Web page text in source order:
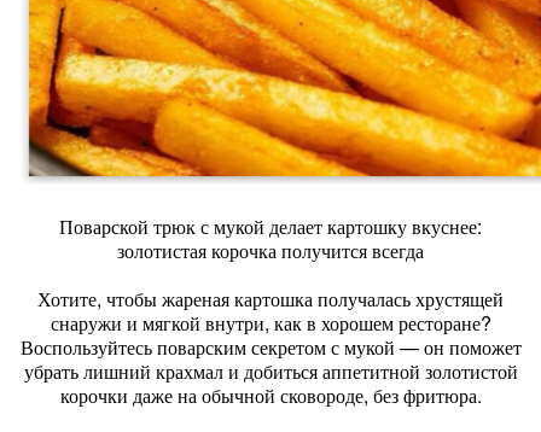
Поварской трюк с мукой делает картошку вкуснее:
золотистая корочка получится всегда
Хотите, чтобы жареная картошка получалась хрустящей
снаружи и мягкой внутри, как в хорошем ресторане?
Воспользуйтесь поварским секретом с мукой — он поможет
убрать лишний крахмал и добиться аппетитной золотистой
корочки даже на обычной сковороде, без фритюра.